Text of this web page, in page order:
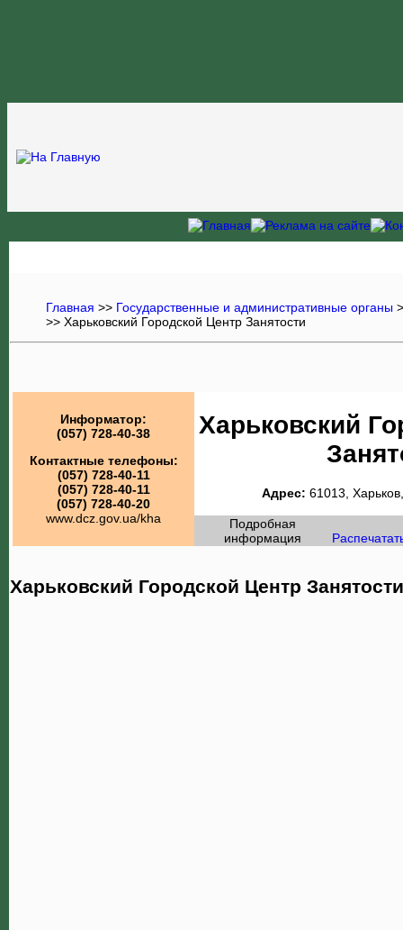
Главная >> Государственные и административные органы
>> Харьковский Городской Центр Занятости
Информатор:
(057) 728-40-38
Контактные телефоны:
(057) 728-40-11
(057) 728-40-11
(057) 728-40-20
www.dcz.gov.ua/kha
Харьковский
Адрес: 61013,
Подробная
информация
Харьковский Городской Центр